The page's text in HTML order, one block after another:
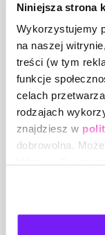
Niniejsza strona
Wykorzystujemy
na naszej
treści (w tym
funkcje
celach
rodzajach
znajdziesz w
dobrowolna.
a także na
-Wyjaśnienie
oraz jej
-Wspólne
zespołem w
po awansie